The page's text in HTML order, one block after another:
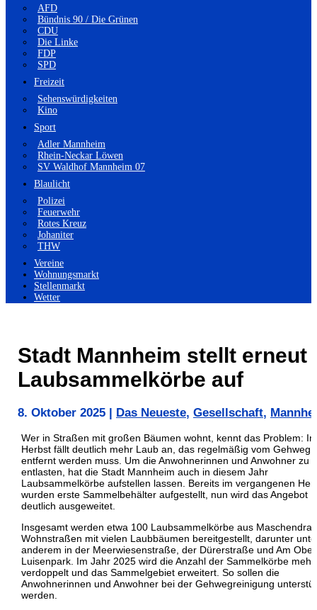
AFD
Bündnis 90 / Die Grünen
CDU
Die Linke
FDP
SPD
Freizeit
Sehenswürdigkeiten
Kino
Sport
Adler Mannheim
Rhein-Neckar Löwen
SV Waldhof Mannheim 07
Blaulicht
Polizei
Feuerwehr
Rotes Kreuz
Johaniter
THW
Vereine
Wohnungsmarkt
Stellenmarkt
Wetter
Stadt Mannheim stellt erneut
Laubsammelkörbe auf
8. Oktober 2025 Das Neueste, Gesellschaft,
Wer in Straßen mit großen Bäumen wohnt, kennt das Problem: Im
Herbst fällt deutlich mehr Laub an, das regelmäßig vom Gehweg
entfernt werden muss. Um die Anwohnerinnen und Anwohner zu
entlasten, hat die Stadt Mannheim auch in diesem Jahr
Laubsammelkörbe aufstellen lassen. Bereits im vergangenen
wurden erste Sammelbehälter aufgestellt, nun wird das Angebot
deutlich ausgeweitet.
Insgesamt werden etwa 100 Laubsammelkörbe aus
Wohnstraßen mit vielen Laubbäumen bereitgestellt, darunter
anderem in der Meerwiesenstraße, der Dürerstraße und Am
Luisenpark. Im Jahr 2025 wird die Anzahl der Sammelkörbe mehr
verdoppelt und das Sammelgebiet erweitert. So sollen die
Anwohnerinnen und Anwohner bei der Gehwegreinigung
werden.